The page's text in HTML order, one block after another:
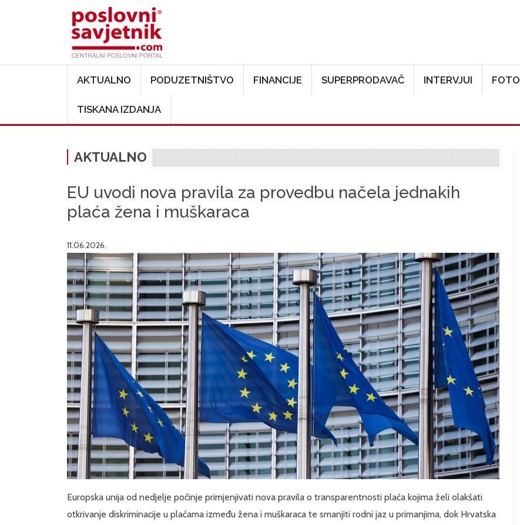
AKTUALNO PODUZETNIŠTVO FINANCIJE SUPERPRODAVAČ INTERVJUI FOTO
TISKANA IZDANJA
AKTUALNO
EU uvodi nova pravila za provedbu načela jednakih
plaća žena i muškaraca
11.06.2026.
Europska unija od nedjelje počinje primjenjivati nova pravila o transparentnosti plaća kojima želi olakšati
otkrivanje diskriminacije u plaćama između žena i muškaraca te smanjiti rodni jaz u primanjima, dok Hrvatska